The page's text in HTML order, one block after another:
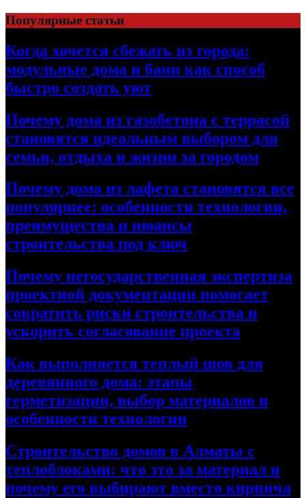
Перейти
к
содержимому
Популярные статьи
Когда хочется сбежать из города:
модульные дома и бани как способ
быстро создать уют
Почему дома из газобетона с террасой
становятся идеальным выбором для
семьи, отдыха и жизни за городом
Почему дома из лафета становятся все
популярнее: особенности технологии,
преимущества и нюансы
строительства под ключ
Почему негосударственная экспертиза
проектной документации помогает
сократить риски строительства и
ускорить согласование проекта
Как выполняется теплый шов для
деревянного дома: этапы
герметизации, выбор материалов и
особенности технологии
Строительство домов в Алматы с
теплоблоками: что это за материал и
почему его выбирают вместо кирпича